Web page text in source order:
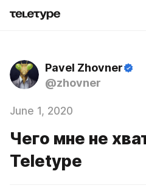
Pavel Zhovner
@zhovner
June 1, 2020
Чего мне не
Teletype